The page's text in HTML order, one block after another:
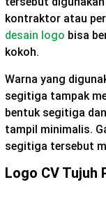
kontraktor atau
desain logo bisa
kokoh.
Warna yang
segitiga tampak
bentuk segitiga
tampil minimalis.
segitiga tersebut
Logo CV Tujuh